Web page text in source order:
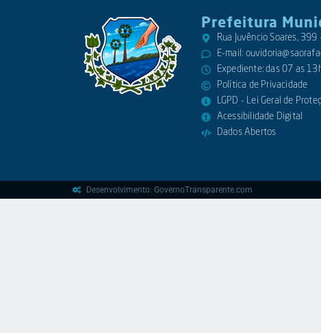
Prefeitura
Rua Juvêncio Soares,
E-mail:
Expediente: das 07 as
Política de Privacidade
LGPD - Lei Geral de
Acessibilidade Digital
Dados Abertos
Desenvolvimento: GovernoTransparente.com